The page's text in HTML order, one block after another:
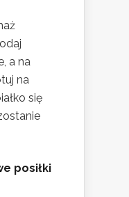
a na
na
się
posiłki